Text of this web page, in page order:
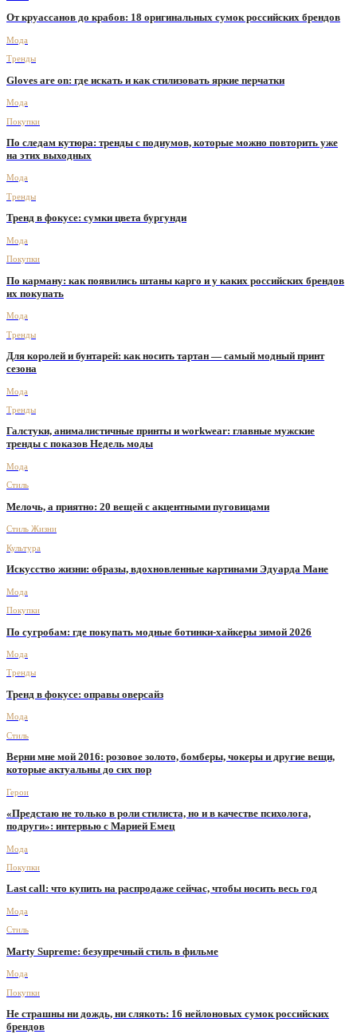
От круассанов до крабов: 18 оригинальных сумок российских брендов
Мода
Тренды
Gloves are on: где искать и как стилизовать яркие перчатки
Мода
Покупки
По следам кутюра: тренды с подиумов, которые можно повторить уже
на этих выходных
Мода
Тренды
Тренд в фокусе: сумки цвета бургунди
Мода
Покупки
По карману: как появились штаны карго и у каких российских брендов
их покупать
Мода
Тренды
Для королей и бунтарей: как носить тартан — самый модный принт
сезона
Мода
Тренды
Галстуки, анималистичные принты и workwear: главные мужские
тренды с показов Недель моды
Мода
Стиль
Мелочь, а приятно: 20 вещей с акцентными пуговицами
Стиль Жизни
Культура
Искусство жизни: образы, вдохновленные картинами Эдуарда Мане
Мода
Покупки
По сугробам: где покупать модные ботинки-хайкеры зимой 2026
Мода
Тренды
Тренд в фокусе: оправы оверсайз
Мода
Стиль
Верни мне мой 2016: розовое золото, бомберы, чокеры и другие вещи,
которые актуальны до сих пор
Герои
«Предстаю не только в роли стилиста, но и в качестве психолога,
подруги»: интервью с Марией Емец
Мода
Покупки
Last call: что купить на распродаже сейчас, чтобы носить весь год
Мода
Стиль
Marty Supreme: безупречный стиль в фильме
Мода
Покупки
Не страшны ни дождь, ни слякоть: 16 нейлоновых сумок российских
брендов